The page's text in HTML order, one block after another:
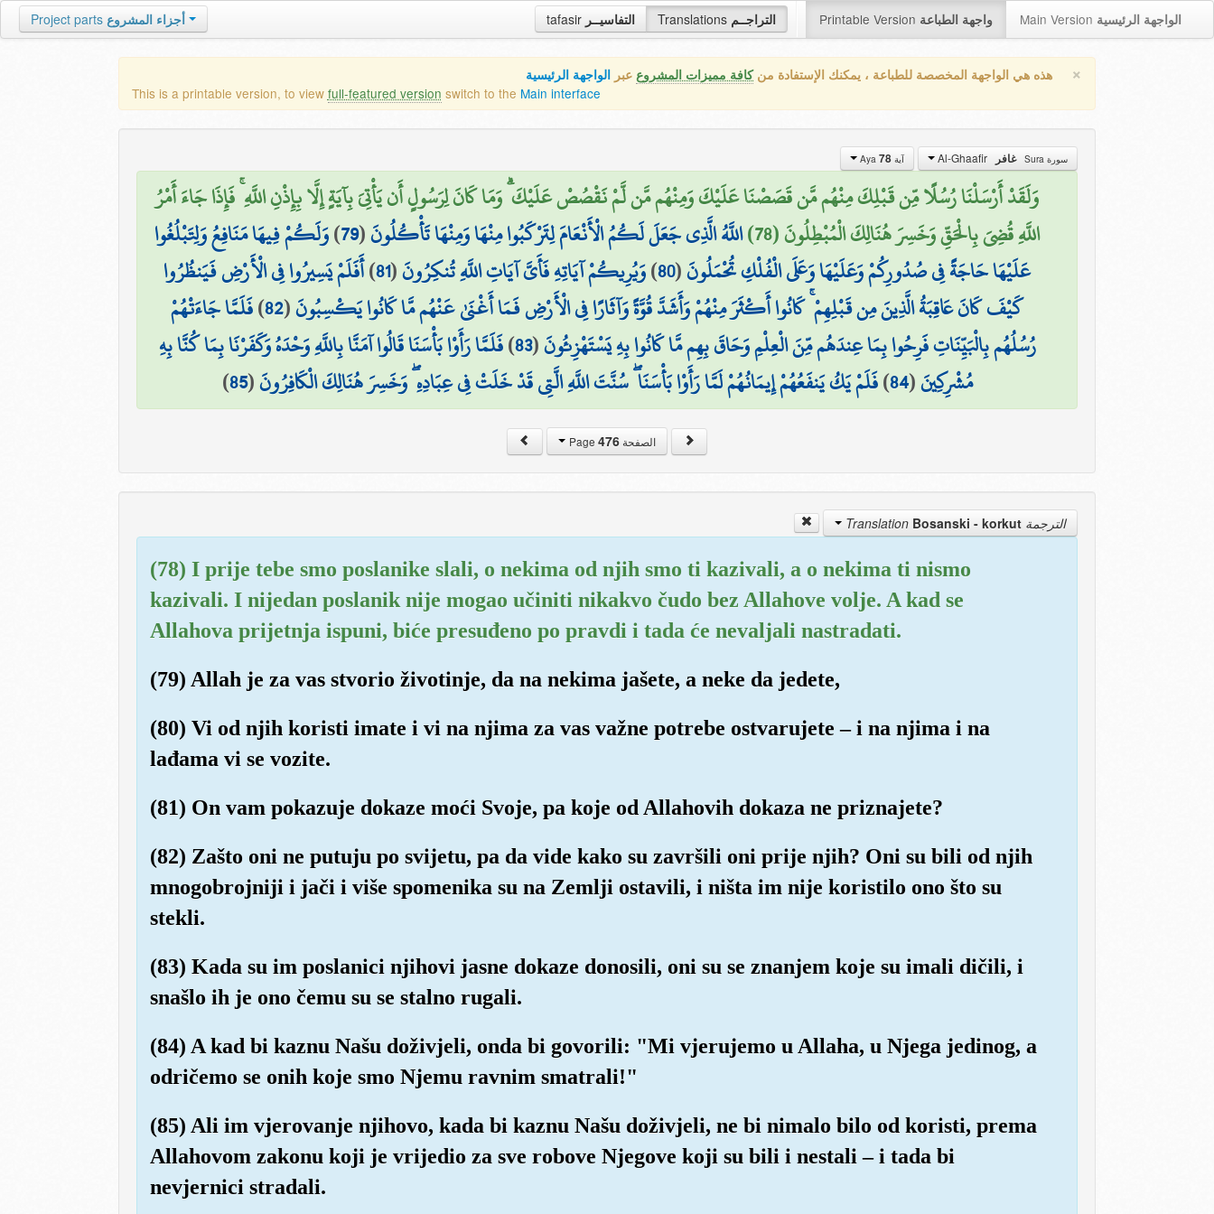
tafasir التفاسيــر Translations التراجــم Printable Version واجهة الطباعة Main Version الواجهة الرئيسية Project parts أجزاء المشروع
× هذه هي الواجهة المخصصة للطباعة ، يمكنك الإستفادة منكافة مميزات المشروع عبر الواجهة الرئيسية
This is a printable version, to view full-featured version switch to the Main interface
سورة Sura غافر آية Aya 78
وَلَقَدْ أَرْسَلْنَا رُسُلًا مِّن قَبْلِكَ مِنْهُم مَّن قَصَصْنَا عَلَيْكَ وَمِنْهُم مَّن لَّمْ نَقْصُصْ عَلَيْكَ ۗ وَمَا كَانَ لِرَسُولٍ أَن يَأْتِيَ بِآيَةٍ إِلَّا بِإِذْنِ اللَّهِ ۚ فَإِذَا جَاءَ أَمْرُ
اللَّهِ قُضِيَ بِالْحَقِّ وَخَسِرَ هُنَالِكَ الْمُبْطِلُونَ (78)
اللَّهُ الَّذِي جَعَلَ لَكُمُ الْأَنْعَامَ لِتَرْكَبُوا مِنْهَا وَمِنْهَا تَأْكُلُونَ(
79
)وَلَكُمْ فِيهَا مَنَافِعُ وَلِتَبْلُغُوا
عَلَيْهَا حَاجَةً فِي صُدُورِكُمْ وَعَلَيْهَا وَعَلَى الْفُلْكِ تُحْمَلُونَ(
80
)وَيُرِيكُمْ آيَاتِهِ فَأَيَّ آيَاتِ اللَّهِ تُنكِرُونَ(
81
)أَفَلَمْ يَسِيرُوا فِي الْأَرْضِ فَيَنظُرُوا
كَيْفَ كَانَ عَاقِبَةُ الَّذِينَ مِن قَبْلِهِمْ ۚ كَانُوا أَكْثَرَ مِنْهُمْ وَأَشَدَّ قُوَّةً وَآثَارًا فِي الْأَرْضِ فَمَا أَغْنَىٰ عَنْهُم مَّا كَانُوا يَكْسِبُونَ(
82
)فَلَمَّا جَاءَتْهُمْ
رُسُلُهُم بِالْبَيِّنَاتِ فَرِحُوا بِمَا عِندَهُم مِّنَ الْعِلْمِ وَحَاقَ بِهِم مَّا كَانُوا بِهِ يَسْتَهْزِئُونَ(
83
)فَلَمَّا رَأَوْا بَأْسَنَا قَالُوا آمَنَّا بِاللَّهِ وَحْدَهُ وَكَفَرْنَا بِمَا كُنَّا بِهِ
مُشْرِكِينَ(
84
)فَلَمْ يَكُ يَنفَعُهُمْ إِيمَانُهُمْ لَمَّا رَأَوْا بَأْسَنَا ۖ سُنَّتَ اللَّهِ الَّتِي قَدْ خَلَتْ فِي عِبَادِهِ ۖ وَخَسِرَ هُنَالِكَ الْكَافِرُونَ(
85
)
الصفحة Page476
الترجمة Translation Bosanski - korkut
(78) I prije tebe smo poslanike slali, o nekima od njih smo ti kazivali, a o nekima ti nismo
kazivali. I nijedan poslanik nije mogao učiniti nikakvo čudo bez Allahove volje. A kad se
Allahova prijetnja ispuni, biće presuđeno po pravdi i tada će nevaljali nastradati.
(79) Allah je za vas stvorio životinje, da na nekima jašete, a neke da jedete,
(80) Vi od njih koristi imate i vi na njima za vas važne potrebe ostvarujete – i na njima i na
lađama vi se vozite.
(81) On vam pokazuje dokaze moći Svoje, pa koje od Allahovih dokaza ne priznajete?
(82) Zašto oni ne putuju po svijetu, pa da vide kako su završili oni prije njih? Oni su bili od njih
mnogobrojniji i jači i više spomenika su na Zemlji ostavili, i ništa im nije koristilo ono što su
stekli.
(83) Kada su im poslanici njihovi jasne dokaze donosili, oni su se znanjem koje su imali dičili, i
snašlo ih je ono čemu su se stalno rugali.
(84) A kad bi kaznu Našu doživjeli, onda bi govorili: "Mi vjerujemo u Allaha, u Njega jedinog, a
odričemo se onih koje smo Njemu ravnim smatrali!"
(85) Ali im vjerovanje njihovo, kada bi kaznu Našu doživjeli, ne bi nimalo bilo od koristi, prema
Allahovom zakonu koji je vrijedio za sve robove Njegove koji su bili i nestali – i tada bi
nevjernici stradali.